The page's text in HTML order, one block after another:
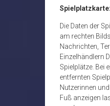
Die Daten der
am rechten
Nachrichten,
Einzelhändlern
Spielplätze. Bei
entfernten
Nutzerinnen
Fuß anzeigen